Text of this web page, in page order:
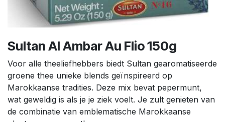
Sultan Al Ambar Au Flio 150g
Voor alle theeliefhebbers biedt Sultan gearomatiseerde
groene thee unieke blends geïnspireerd op
Marokkaanse tradities. Deze mix bevat pepermunt,
wat geweldig is als je je ziek voelt. Je zult genieten van
de combinatie van emblematische Marokkaanse